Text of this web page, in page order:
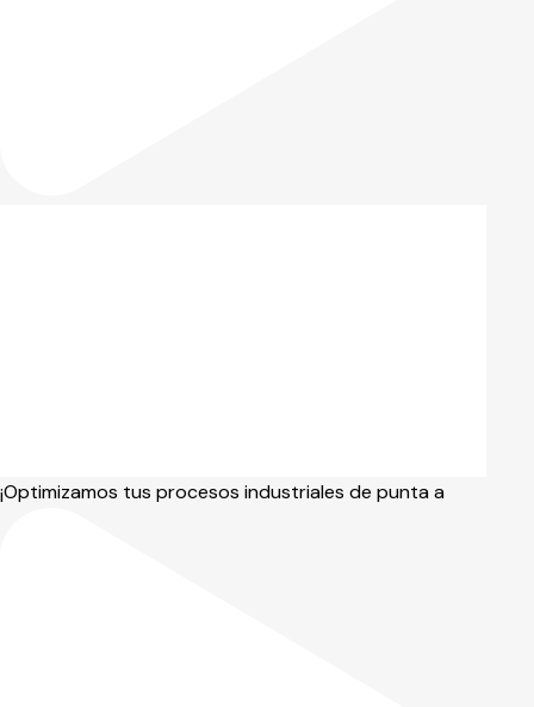
¡Optimizamos tus procesos industriales de punta a